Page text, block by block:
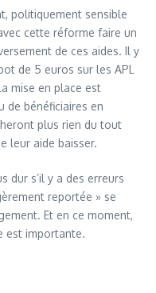
politiquement sensible
cette réforme faire un
de ces aides. Il y
de 5 euros sur les APL
mise en place est
de bénéficiaires en
plus rien du tout
leur aide baisser.
dur s’il y a des erreurs
reportée » se
Et en ce moment,
est importante.